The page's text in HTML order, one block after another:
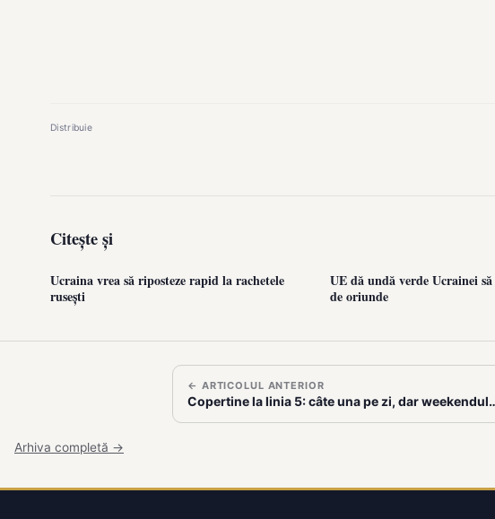
Distribuie
Citește și
Ucraina vrea să riposteze rapid la rachetele
rusești
UE dă undă verde Ucrainei
de oriunde
← ARTICOLUL ANTERIOR
Copertine la linia 5: câte una pe zi, dar
Arhiva completă →